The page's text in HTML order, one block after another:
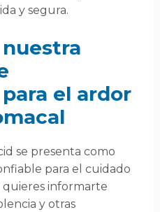
y segura.
el ardor
se presenta como
para el cuidado
quieres informarte
y otras